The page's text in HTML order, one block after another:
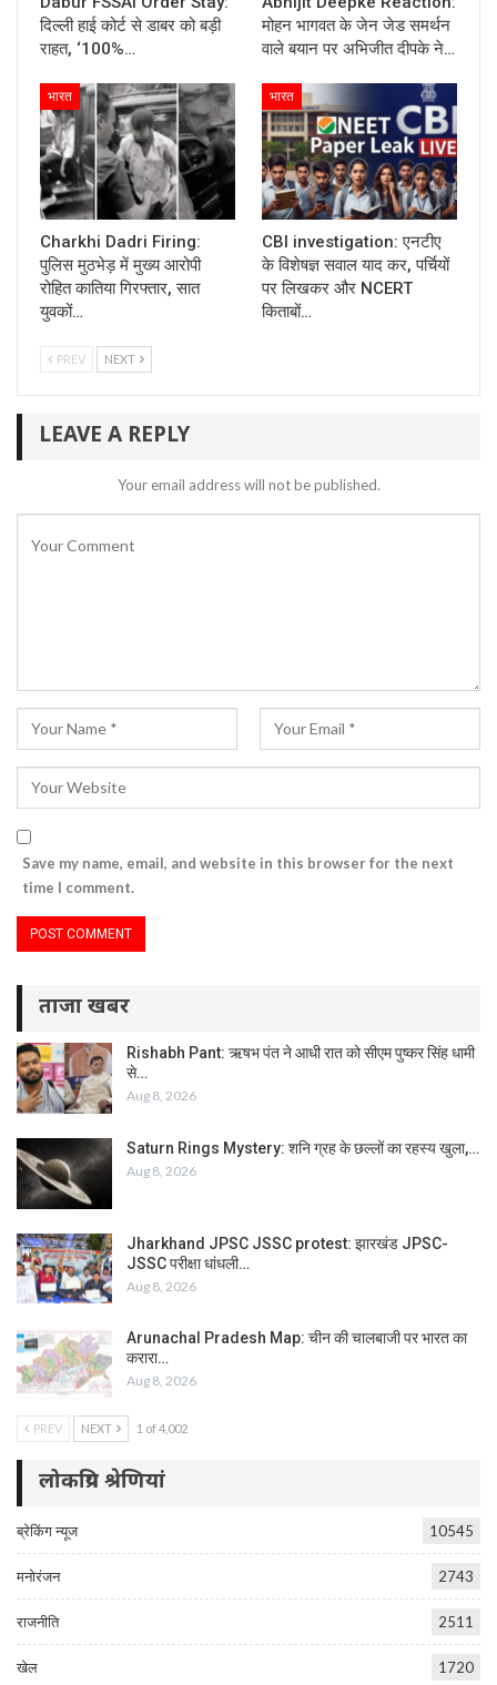
दिल्ली हाई कोर्ट से डाबर को बड़ी
राहत, ‘100%…
मोहन भागवत के जेन जेड समर्थन
वाले बयान पर अभिजीत दीपके ने…
भारत
Charkhi Dadri Firing:
पुलिस मुठभेड़ में मुख्य आरोपी
रोहित कातिया गिरफ्तार, सात
युवकों…
भारत
CBI investigation: एनटीए
के विशेषज्ञ सवाल याद कर, पर्चियों
पर लिखकर और NCERT
किताबों…
PREV NEXT
LEAVE A REPLY
Your email address will not be published.
Save my name, email, and website in this browser for the next
time I comment.
ताजा खबर
Rishabh Pant: ऋषभ पंत ने आधी रात को सीएम पुष्कर सिंह धामी
से…
Aug 8, 2026
Saturn Rings Mystery: शनि ग्रह के छल्लों का रहस्य खुला,…
Aug 8, 2026
Jharkhand JPSC JSSC protest: झारखंड JPSC-
JSSC परीक्षा धांधली…
Aug 8, 2026
Arunachal Pradesh Map: चीन की चालबाजी पर भारत का
करारा…
Aug 8, 2026
PREV NEXT 1 of 4,002
लोकप्रिय श्रेणियां
ब्रेकिंग न्यूज 10545
मनोरंजन 2743
राजनीति 2511
खेल 1720